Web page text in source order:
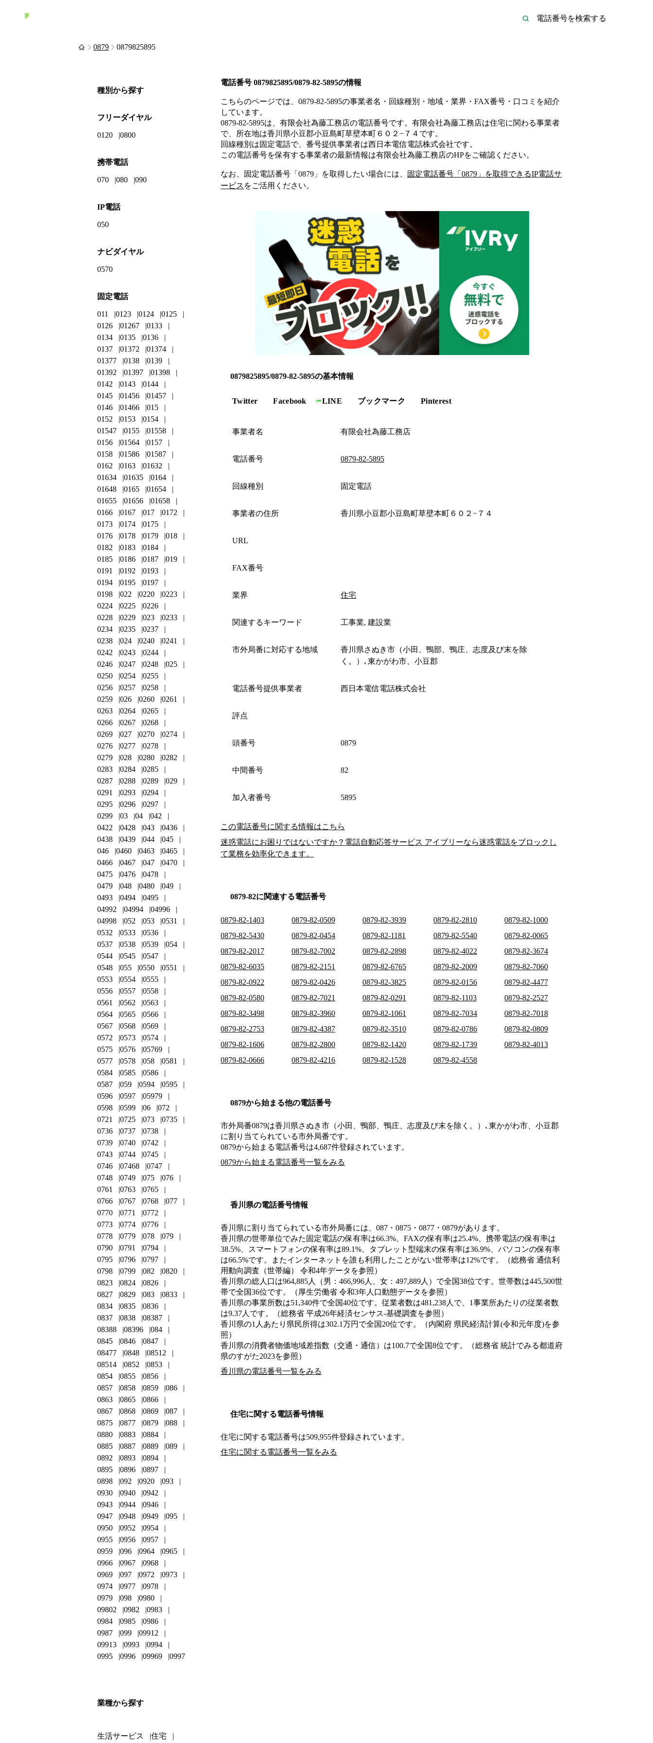
0879 0879825895
電話番号 0879825895/0879-82-5895の情報
こちらのページでは、 0879-82-5895の事業者名・回線種別・地域・業界・FAX番号・口コミを紹介
しています。
0879-82-5895は、 有限会社為藤工務店の電話番号です。 有限会社為藤工務店は住宅に関わる事業者
で、所在地は香川県小豆郡小豆島町草壁本町６０２−７４ です。
回線種別は固定電話で、番号提供事業者は西日本電信電話株式会社です。
この電話番号を保有する事業者の最新情報は有限会社為藤工務店のHPをご確認ください。
なお、固定電話番号「 0879 」を取得したい場合には、 固定電話番号「 0879 」を取得できるIP電話サ
ービス をご活用ください。
0879825895/0879-82-5895の基本情報
Twitter Facebook LINE ブックマーク Pinterest
事業者名 有限会社為藤工務店
電話番号 0879-82-5895
回線種別 固定電話
事業者の住所 香川県小豆郡小豆島町草壁本町６０２−７４
URL
FAX番号
業界 住宅
関連するキーワード 工事業, 建設業
市外局番に対応する地域
香川県さぬき市（小田、鴨部、鴨庄、志度及び末を除
く。）､東かがわ市、小豆郡
電話番号提供事業者 西日本電信電話株式会社
評点
頭番号 0879
中間番号 82
加入者番号 5895
この電話番号に関する情報はこちら
迷惑電話にお困りではないですか？電話自動応答サービス アイブリーなら迷惑電話をブロックし
て業務を効率化できます。
0879-82に関連する電話番号
0879-82-1403 0879-82-0509 0879-82-3939 0879-82-2810
0879-82-1000
0879-82-5430
0879-82-0454 0879-82-1181 0879-82-5540
0879-82-0065
0879-82-2017
0879-82-7002 0879-82-2898 0879-82-4022
0879-82-3674
0879-82-6035
0879-82-2151 0879-82-6765 0879-82-2009
0879-82-7060
0879-82-0922
0879-82-0426 0879-82-3825 0879-82-0156
0879-82-4477
0879-82-0580
0879-82-7021 0879-82-0291 0879-82-1103
0879-82-2527
0879-82-3498
0879-82-3960 0879-82-1061 0879-82-7034
0879-82-7018
0879-82-2753
0879-82-4387 0879-82-3510 0879-82-0786
0879-82-0809
0879-82-1606
0879-82-2800 0879-82-1420 0879-82-1739
0879-82-4013
0879-82-0666
0879-82-4216 0879-82-1528 0879-82-4558
0879から始まる他の電話番号
市外局番0879は香川県さぬき市（小田、鴨部、鴨庄、志度及び末を除く。）､東かがわ市、小豆郡
に割り当てられている市外局番です。
0879から始まる電話番号は4,687件登録されています。
0879から始まる電話番号一覧をみる
香川県の電話番号情報
香川県に割り当てられている市外局番には、087・0875・0877・0879があります。
香川県の世帯単位でみた固定電話の保有率は66.3%、FAXの保有率は25.4%、携帯電話の保有率は
38.5%、スマートフォンの保有率は89.1%、タブレット型端末の保有率は36.9%、パソコンの保有率
は66.5%です。またインターネットを誰も利用したことがない世帯率は12%です。（総務省 通信利
用動向調査（世帯編） 令和4年データを参照）
香川県の総人口は964,885人（男：466,996人、女：497,889人）で全国38位です。世帯数は445,500世
帯で全国36位です。（厚生労働省 令和3年人口動態データを参照）
香川県の事業所数は51,340件で全国40位です。従業者数は481,238人で、1事業所あたりの従業者数
は9.37人です。（総務省 平成26年経済センサス‐基礎調査を参照）
香川県の1人あたり県民所得は302.1万円で全国20位です。（内閣府 県民経済計算(令和元年度)を参
照）
香川県の消費者物価地域差指数（交通・通信）は100.7で全国8位です。（総務省 統計でみる都道府
県のすがた2023を参照）
香川県の電話番号一覧をみる
住宅に関する電話番号情報
住宅に関する電話番号は509,955件登録されています。
住宅に関する電話番号一覧をみる
種別から探す
フリーダイヤル
0120 0800
携帯電話
070 080 090
IP電話
050
ナビダイヤル
0570
固定電話
011 0123 0124
0125
0126
01267
0133
0134
0135
0136
0137
01372
01374
01377
0138
0139
01392
01397
01398
0142
0143
0144
0145
01456
01457
0146
01466
015
0152
0153
0154
01547
0155
01558
0156
01564
0157
0158
01586
01587
0162
0163
01632
01634
01635
0164
01648
0165
01654
01655
01656
01658
0166
0167 017
0172
0173
0174
0175
0176
0178 0179
018
0182
0183
0184
0185
0186 0187
019
0191
0192
0193
0194
0195
0197
0198
022 0220
0223
0224
0225
0226
0228
0229 023
0233
0234
0235
0237
0238
024 0240
0241
0242
0243
0244
0246
0247 0248
025
0250
0254
0255
0256
0257
0258
0259
026 0260
0261
0263
0264
0265
0266
0267
0268
0269
027 0270
0274
0276
0277
0278
0279
028 0280
0282
0283
0284
0285
0287
0288 0289
029
0291
0293
0294
0295
0296
0297
0299
03 04
042
0422
0428 043
0436
0438
0439 044
045
046
0460 0463
0465
0466
0467 047
0470
0475
0476
0478
0479
048 0480
049
0493
0494
0495
04992
04994
04996
04998
052 053
0531
0532
0533
0536
0537
0538 0539
054
0544
0545
0547
0548
055 0550
0551
0553
0554
0555
0556
0557
0558
0561
0562
0563
0564
0565
0566
0567
0568
0569
0572
0573
0574
0575
0576
05769
0577
0578 058
0581
0584
0585
0586
0587
059 0594
0595
0596
0597
05979
0598
0599 06
072
0721
0725 073
0735
0736
0737
0738
0739
0740
0742
0743
0744
0745
0746
07468
0747
0748
0749 075
076
0761
0763
0765
0766
0767 0768
077
0770
0771
0772
0773
0774
0776
0778
0779 078
079
0790
0791
0794
0795
0796
0797
0798
0799 082
0820
0823
0824
0826
0827
0829 083
0833
0834
0835
0836
0837
0838
08387
08388
08396
084
0845
0846
0847
08477
0848
08512
08514
0852
0853
0854
0855
0856
0857
0858 0859
086
0863
0865
0866
0867
0868 0869
087
0875
0877 0879
088
0880
0883
0884
0885
0887 0889
089
0892
0893
0894
0895
0896
0897
0898
092 0920
093
0930
0940
0942
0943
0944
0946
0947
0948 0949
095
0950
0952
0954
0955
0956
0957
0959
096 0964
0965
0966
0967
0968
0969
097 0972
0973
0974
0977
0978
0979
098
0980
09802
0982
0983
0984
0985
0986
0987
099
09912
09913
0993
0994
0995
0996 09969 0997
業種から探す
生活サービス 住宅